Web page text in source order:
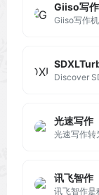
Giiso写
Giiso写作
Discover
光速写作
讯飞智作